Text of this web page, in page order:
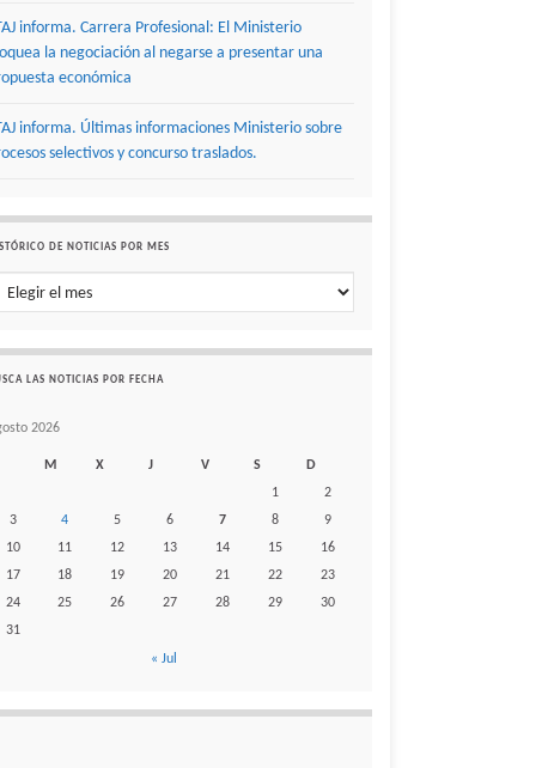
informa. Carrera Profesional: El Ministerio
la negociación al negarse a presentar una
económica
informa. Últimas informaciones Ministerio sobre
selectivos y concurso traslados.
DE NOTICIAS POR MES
de noticias por mes
LAS NOTICIAS POR FECHA
2026
M X J V S
D
1
2
3
4 5 6 7 8
9
10
11 12 13 14 15
16
17
18 19 20 21 22
23
24
25 26 27 28 29
30
31
« Jul